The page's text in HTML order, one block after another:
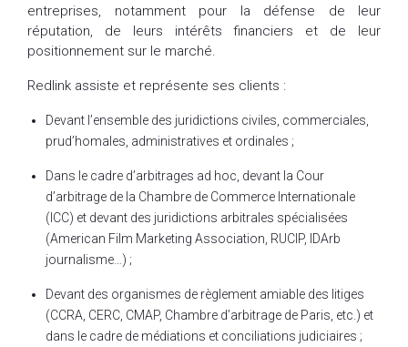
entreprises, notamment pour la défense de leur
réputation, de leurs intérêts financiers et de leur
positionnement sur le marché.
Redlink assiste et représente ses clients :
Devant l’ensemble des juridictions civiles, commerciales,
prud’homales, administratives et ordinales ;
Dans le cadre d’arbitrages ad hoc, devant la Cour
d’arbitrage de la Chambre de Commerce Internationale
(ICC) et devant des juridictions arbitrales spécialisées
(American Film Marketing Association, RUCIP, IDArb
journalisme…) ;
Devant des organismes de règlement amiable des litiges
(CCRA, CERC, CMAP, Chambre d’arbitrage de Paris, etc.) et
dans le cadre de médiations et conciliations judiciaires ;